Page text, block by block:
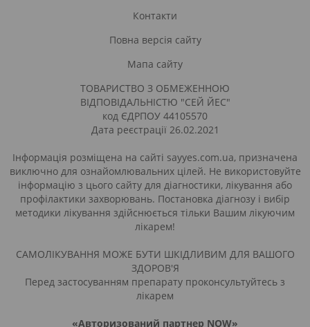
Контакти
Повна версія сайту
Мапа сайту
ТОВАРИСТВО З ОБМЕЖЕННОЮ
ВІДПОВІДАЛЬНІСТЮ "СЕЙ ЙЕС"
код ЄДРПОУ 44105570
Дата реєстрації 26.02.2021
Інформація розміщена на сайті sayyes.com.ua, призначена
виключно для ознайомлювальних цілей. Не використовуйте
інформацію з цього сайту для діагностики, лікування або
профілактики захворювань. Постановка діагнозу і вибір
методики лікування здійснюється тільки Вашим лікуючим
лікарем!
САМОЛІКУВАННЯ МОЖЕ БУТИ ШКІДЛИВИМ ДЛЯ ВАШОГО
ЗДОРОВ'Я
Перед застосуванням препарату проконсультуйтесь з
лікарем
«Авторизований партнер NOW»